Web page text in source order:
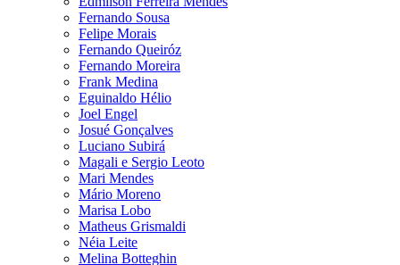
Fernando Sousa
Felipe Morais
Fernando Queiróz
Fernando Moreira
Frank Medina
Eguinaldo Hélio
Joel Engel
Josué Gonçalves
Luciano Subirá
Magali e Sergio Leoto
Mari Mendes
Mário Moreno
Marisa Lobo
Matheus Grismaldi
Néia Leite
Melina Botteghin